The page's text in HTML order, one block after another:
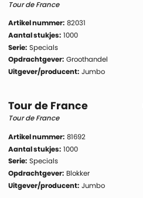
Tour de France
Artikel nummer: 82031
Aantal stukjes: 1000
Serie: Specials
Opdrachtgever: Groothandel
Uitgever/producent: Jumbo
Tour de France
Tour de France
Artikel nummer: 81692
Aantal stukjes: 1000
Serie: Specials
Opdrachtgever: Blokker
Uitgever/producent: Jumbo